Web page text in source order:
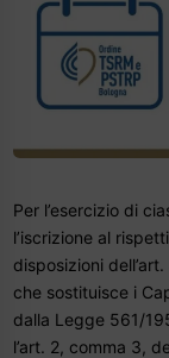
Per l’esercizio di
l’iscrizione al
disposizioni
che sostituisce i
dalla Legge 561/
l’art. 2, comma 3,